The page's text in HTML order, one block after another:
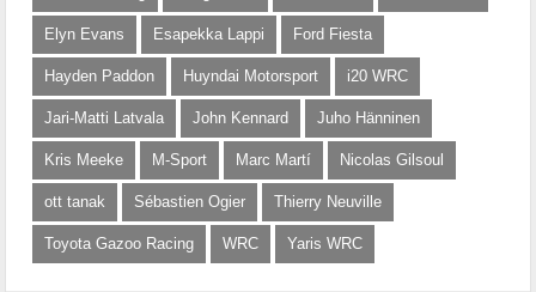
Elyn Evans Esapekka Lappi Ford Fiesta
Hayden Paddon Huyndai Motorsport i20 WRC
Jari-Matti Latvala John Kennard Juho Hänninen
Kris Meeke M-Sport Marc Martí Nicolas Gilsoul
ott tanak Sébastien Ogier Thierry Neuville
Toyota Gazoo Racing WRC Yaris WRC